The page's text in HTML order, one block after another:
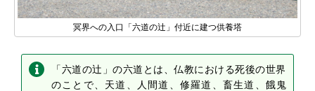
冥界への入口「六道の辻」付近に建つ供養塔
「六道の辻」の六道とは、仏教における死後の世界
のことで、天道、人間道、修羅道、畜生道、餓鬼